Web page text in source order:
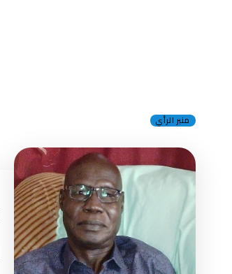
منبر الرأي